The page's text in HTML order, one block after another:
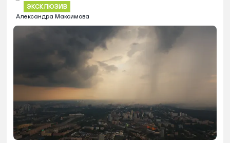
ЭКСКЛЮЗИВ
Александра Максимова